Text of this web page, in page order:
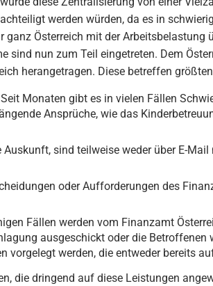
werden würden, da es in
Österreich mit der Arbeitsbelastung
sind nun zum Teil eingetreten. Dem
herangetragen. Diese betreffen
Monaten gibt es in vielen Fällen
Ansprüche, wie das
sind teilweise weder über E-
oder Aufforderungen des
Fällen werden vom Finanzamt
ausgeschickt oder die
werden, die entweder bereits
die dringend auf diese Leistungen